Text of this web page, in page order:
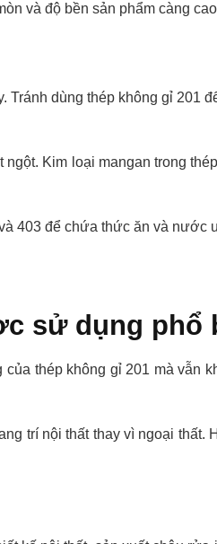
và độ bền sản phẩm càng
dùng thép không gỉ 201
Kim loại mangan trong
403 để chứa thức ăn và nước
sử dụng phổ
thép không gỉ 201 mà vẫn
trí nội thất thay vì ngoại thất.